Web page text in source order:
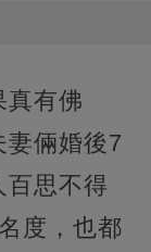
真有佛
妻倆婚後7
百思不得
度，也都